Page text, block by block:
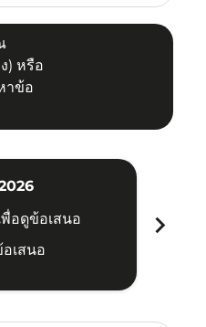
) หรือ
าข้อ
อดูข้อเสนอ
เสนอ
chevron_right